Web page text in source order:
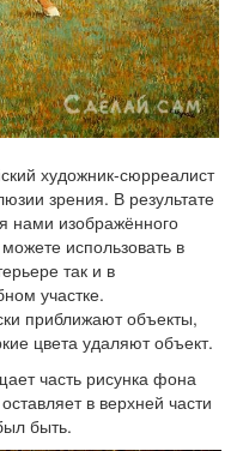
художник-сюрреалист
зрения. В результате
нами изображённого
использовать в
так и в
участке.
приближают объекты,
цвета удаляют объект.
часть рисунка фона
в верхней части
быть.